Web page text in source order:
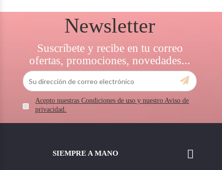
Newsletter
Suscríbete y recibe en tu correo
ofertas, promociones, novedades...
Acepto nuestras Condiciones de uso y nuestro Aviso de
privacidad.
SIEMPRE A MANO 